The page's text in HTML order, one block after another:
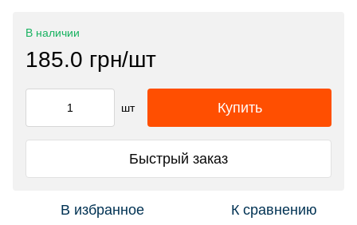
В наличии
185.0 грн/шт
шт Купить
Быстрый заказ
В избранное К сравнению